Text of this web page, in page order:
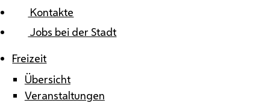
Kontakte
Jobs bei der Stadt
Freizeit
Übersicht
Veranstaltungen